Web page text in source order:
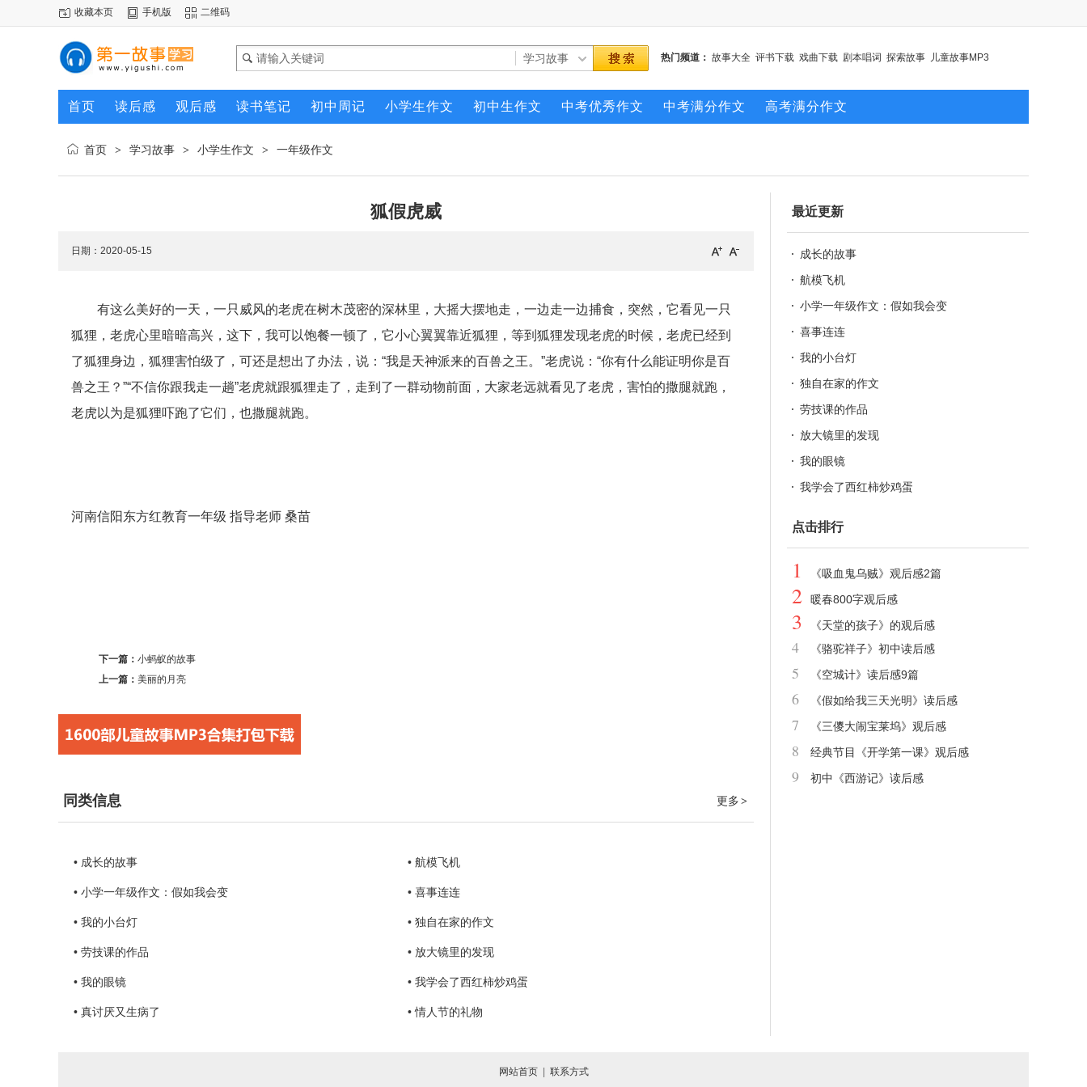
收藏本页 手机版 二维码
热门频道： 故事大全 评书下载 戏曲下载 剧本唱词 探索故事 儿童故事MP3
首页 读后感 观后感 读书笔记 初中周记 小学生作文 初中生作文 中考优秀作文 中考满分作文 高考满分作文
首页 > 学习故事 > 小学生作文 > 一年级作文
狐假虎威
日期：2020-05-15
有这么美好的一天，一只威风的老虎在树木茂密的深林里，大摇大摆地走，一边走一边捕食，突然，它看见一只
狐狸，老虎心里暗暗高兴，这下，我可以饱餐一顿了，它小心翼翼靠近狐狸，等到狐狸发现老虎的时候，老虎已经到
了狐狸身边，狐狸害怕级了，可还是想出了办法，说：“我是天神派来的百兽之王。”老虎说：“你有什么能证明你是百
兽之王？”“不信你跟我走一趟”老虎就跟狐狸走了，走到了一群动物前面，大家老远就看见了老虎，害怕的撒腿就跑，
老虎以为是狐狸吓跑了它们，也撒腿就跑。
河南信阳东方红教育一年级 指导老师 桑苗
下一篇： 小蚂蚁的故事
上一篇： 美丽的月亮
更多 >
同类信息
• 成长的故事 • 航模飞机
• 小学一年级作文：假如我会变 • 喜事连连
• 我的小台灯 • 独自在家的作文
• 劳技课的作品 • 放大镜里的发现
• 我的眼镜 • 我学会了西红柿炒鸡蛋
• 真讨厌又生病了 • 情人节的礼物
最近更新
成长的故事
航模飞机
小学一年级作文：假如我会变
喜事连连
我的小台灯
独自在家的作文
劳技课的作品
放大镜里的发现
我的眼镜
我学会了西红柿炒鸡蛋
点击排行
1 《吸血鬼乌贼》观后感2篇
2 暖春800字观后感
3 《天堂的孩子》的观后感
4 《骆驼祥子》初中读后感
5 《空城计》读后感9篇
6 《假如给我三天光明》读后感
7 《三儍大闹宝莱坞》观后感
8 经典节目《开学第一课》观后感
9 初中《西游记》读后感
网站首页| 联系方式